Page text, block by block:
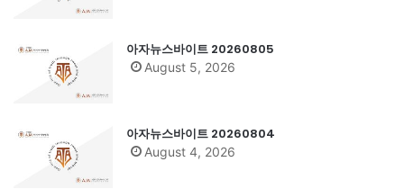
아자뉴스바이트 20260805
August 5, 2026
아자뉴스바이트 20260804
August 4, 2026